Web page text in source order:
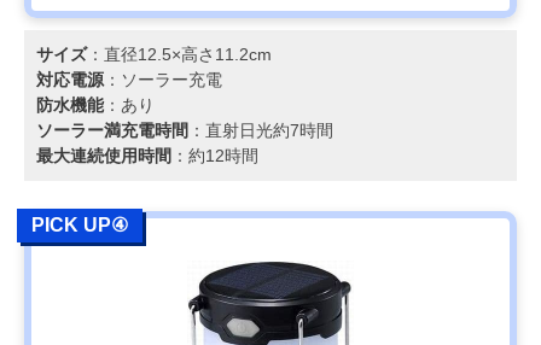
サイズ：直径12.5×高さ11.2cm
対応電源：ソーラー充電
防水機能：あり
ソーラー満充電時間 ：直射日光約7時間
最大連続使用時間 ：約12時間
PICK UP④